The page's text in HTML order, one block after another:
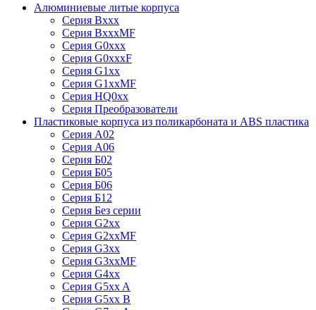
Алюминиевые литые корпуса
Серия Bxxx
Серия BxxxMF
Серия G0xxx
Серия G0xxxF
Серия G1xx
Серия G1xxMF
Серия HQ0xx
Серия Преобразователи
Пластиковые корпуса из поликарбоната и ABS пластика
Серия А02
Серия А06
Серия Б02
Серия Б05
Серия Б06
Серия Б12
Серия Без серии
Серия G2xx
Серия G2xxMF
Серия G3xx
Серия G3xxMF
Серия G4xx
Серия G5xx A
Серия G5xx B